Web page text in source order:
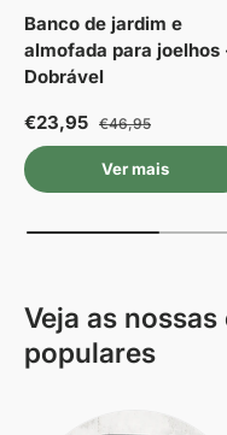
Banco de jardim e
almofada para joelhos
Dobrável
€23,95 €46,95
Ver mais
Veja as
populares